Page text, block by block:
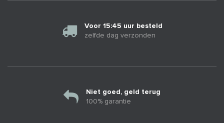
Voor 15:45 uur besteld
zelfde dag verzonden
Niet goed, geld terug
100% garantie